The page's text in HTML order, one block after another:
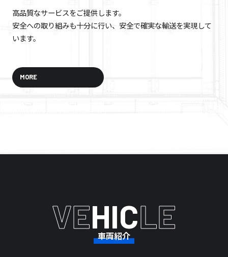
高品質なサービスをご提供します。
安全への取り組みも十分に行い、安全で確実な輸送を実現して
います。
MORE
VEHICLE
車両紹介